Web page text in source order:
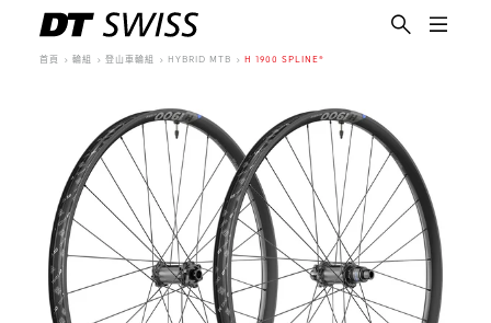
首頁 輪組 登山車輪組 HYBRID MTB H 1900 SPLINE®